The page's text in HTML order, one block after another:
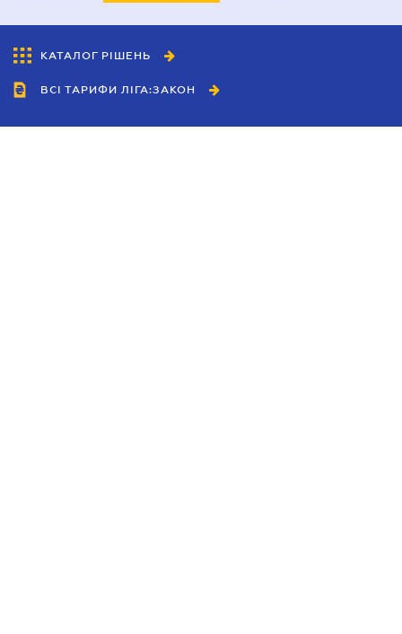
КАТАЛОГ РІШЕНЬ
ВСІ ТАРИФИ ЛІГА:ЗАКОН